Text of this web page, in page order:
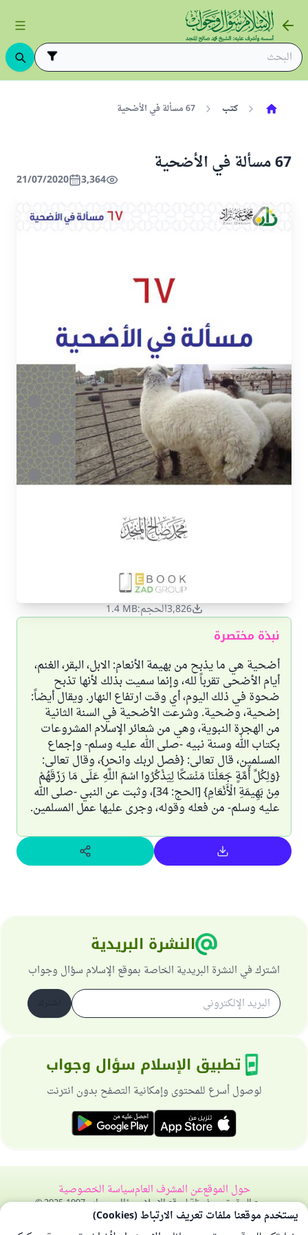
كتب 67 مسألة في الأضحية
67 مسألة في الأضحية
3,364
21/07/2020
3,826الحجم:1.4 MB
نبذة مختصرة
أضحية هي ما يذبح من بهيمة الأنعام: الابل، البقر، الغنم،
أيام الأضحى تقرباً لله، وإنما سميت بذلك لأنها تذبح
ضحوة في ذلك اليوم، أي وقت ارتفاع النهار. ويقال أيضاً:
إضحية، وضحية. وشرعت الأضحية في السنة الثانية
من الهجرة النبوية، وهي من شعائر الإسلام المشروعات
بكتاب الله وسنة نبيه -صلى الله عليه وسلم- وإجماع
المسلمين، قال تعالى: {فصل لربك وانحر}، وقال تعالى:
{وَلِكُلِّ أُمَّةٍ جَعَلْنَا مَنْسَكًا لِيَذْكُرُوا اسْمَ اللَّهِ عَلَى مَا رَزَقَهُمْ
مِنْ بَهِيمَةِ الْأَنْعَامِ} [الحج: 34]، وثبت عن النبي -صلى الله
عليه وسلم- من فعله وقوله، وجرى عليها عمل المسلمين.
النشرة البريدية
اشترك في النشرة البريدية الخاصة بموقع الإسلام سؤال وجواب
تطبيق الإسلام سؤال وجواب
لوصول أسرع للمحتوى وإمكانية التصفح بدون انترنت
حول الموقععن المشرف العامسياسة الخصوصية
جميع الحقوق محفوظة لموقع الإسلام سؤال وجواب 1997-2025 ©
يستخدم موقعنا ملفات تعريف الارتباط (Cookies)